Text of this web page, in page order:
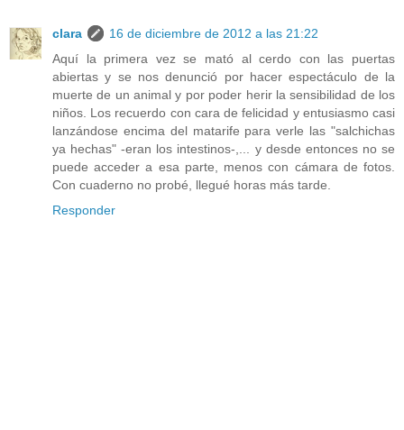
clara
16 de diciembre de 2012 a las 21:22
Aquí la primera vez se mató al cerdo con las puertas
abiertas y se nos denunció por hacer espectáculo de la
muerte de un animal y por poder herir la sensibilidad de los
niños. Los recuerdo con cara de felicidad y entusiasmo casi
lanzándose encima del matarife para verle las "salchichas
ya hechas" -eran los intestinos-,... y desde entonces no se
puede acceder a esa parte, menos con cámara de fotos.
Con cuaderno no probé, llegué horas más tarde.
Responder